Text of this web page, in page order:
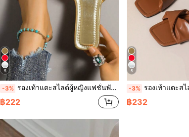
5
-3% รองเท้าแตะสไลด์ผู้หญิงแฟชั่นพับได้ พื้นแบน จีบ พับได้ ใส่ได้ทุกฤดู รุ่นใหม่ฤดูร้อน สำหรับใส่นอกบ้าน สีขาวพื้นเหลือง หัวเหลี่ยม
฿222
5
-3% รองเท้าแตะสไลด์แฟชั่นผู้หญิงพับได้ พื้นแบน จีบ สำหรับทุกฤ
฿232